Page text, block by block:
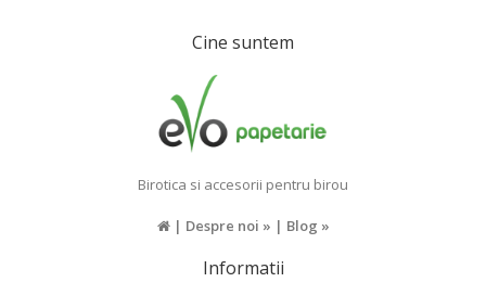
Cine suntem
Birotica si accesorii pentru birou
| Despre noi » | Blog »
Informatii